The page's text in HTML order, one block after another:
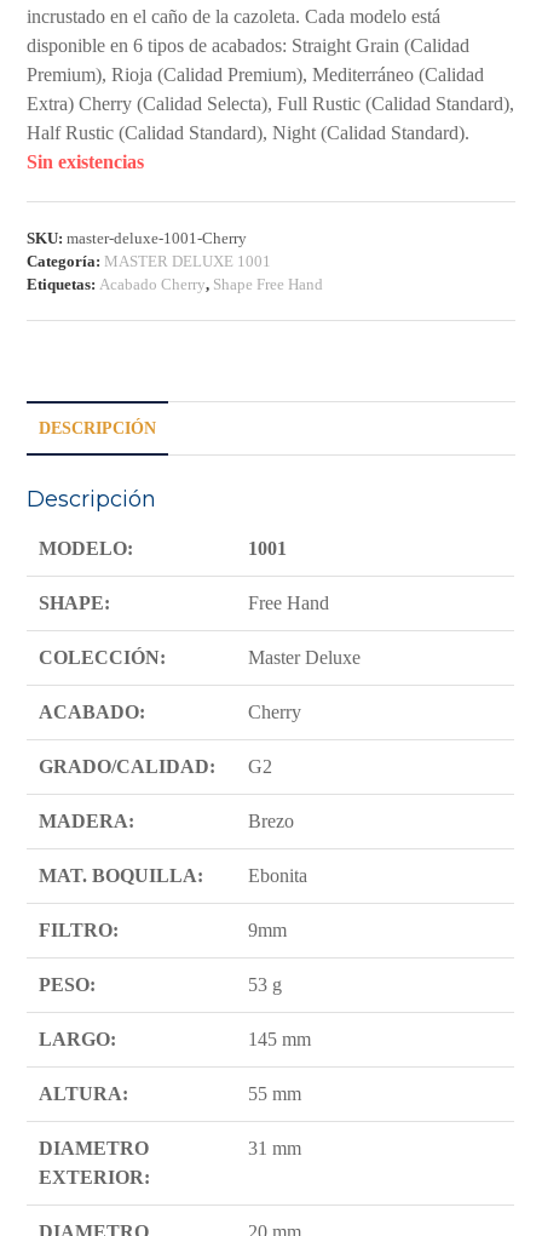
incrustado en el caño de la cazoleta. Cada modelo está
disponible en 6 tipos de acabados: Straight Grain (Calidad
Premium), Rioja (Calidad Premium), Mediterráneo (Calidad
Extra) Cherry (Calidad Selecta), Full Rustic (Calidad Standard),
Half Rustic (Calidad Standard), Night (Calidad Standard).
Sin existencias
SKU:master-deluxe-1001-Cherry
Categoría: MASTER DELUXE 1001
Etiquetas:Acabado Cherry, Shape Free Hand
DESCRIPCIÓN
Descripción
MODELO: 1001
SHAPE: Free Hand
COLECCIÓN: Master Deluxe
ACABADO: Cherry
GRADO/CALIDAD: G2
MADERA: Brezo
MAT. BOQUILLA: Ebonita
FILTRO: 9mm
PESO: 53 g
LARGO: 145 mm
ALTURA: 55 mm
DIAMETRO
EXTERIOR:
31 mm